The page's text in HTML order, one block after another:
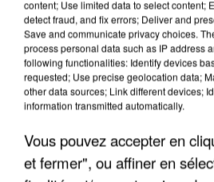
UN SECOND CADRE DE LA
INTERPELLÉ EN ALGÉRIE
content; Use limited data to select content;
detect fraud, and fix errors; Deliver and
Save and communicate privacy choices.
process personal data such as IP address
following functionalities: Identify devices
requested; Use precise geolocation data;
other data sources; Link different devices;
information transmitted automatically.
Vous pouvez accepter en
et fermer", ou affiner en